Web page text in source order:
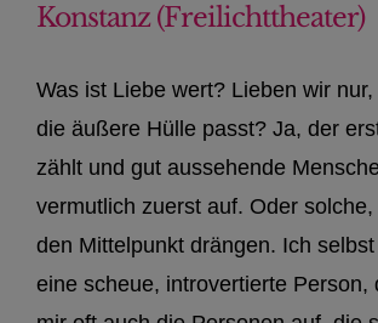
Konstanz (Freilichttheater)
Was ist Liebe wert? Lieben wir
die äußere Hülle passt? Ja, der
zählt und gut aussehende
vermutlich zuerst auf. Oder
den Mittelpunkt drängen. Ich
eine scheue, introvertierte Person,